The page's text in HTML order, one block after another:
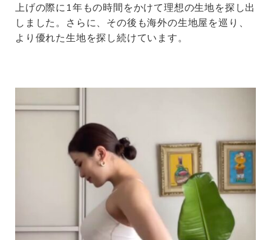
上げの際に1年もの時間をかけて理想の生地を探し出
しました。さらに、その後も海外の生地屋を巡り、
より優れた生地を探し続けています。